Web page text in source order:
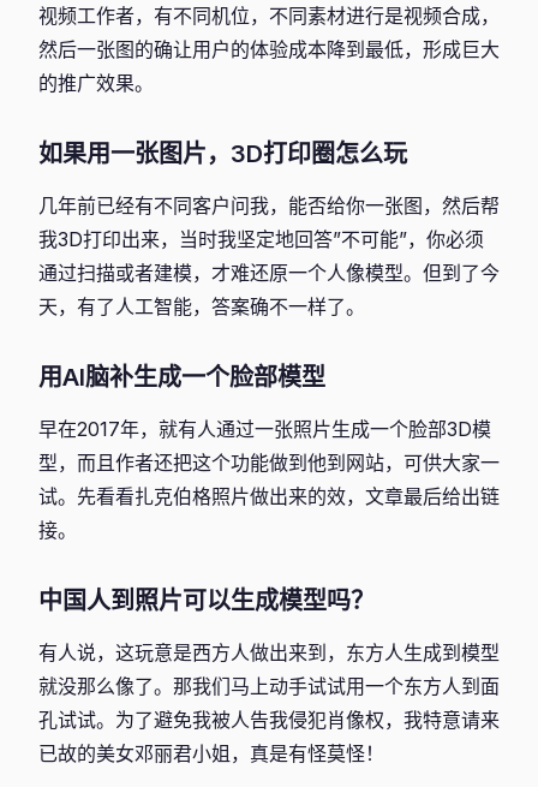
视频工作者，有不同机位，不同素材进行是视频合成，
然后一张图的确让用户的体验成本降到最低，形成巨大
的推广效果。
如果用一张图片，3D打印圈怎么玩
几年前已经有不同客户问我，能否给你一张图，然后帮
我3D打印出来，当时我坚定地回答”不可能”，你必须
通过扫描或者建模，才难还原一个人像模型。但到了今
天，有了人工智能，答案确不一样了。
用AI脑补生成一个脸部模型
早在2017年，就有人通过一张照片生成一个脸部3D模
型，而且作者还把这个功能做到他到网站，可供大家一
试。先看看扎克伯格照片做出来的效，文章最后给出链
接。
中国人到照片可以生成模型吗？
有人说，这玩意是西方人做出来到，东方人生成到模型
就没那么像了。那我们马上动手试试用一个东方人到面
孔试试。为了避免我被人告我侵犯肖像权，我特意请来
已故的美女邓丽君小姐，真是有怪莫怪！